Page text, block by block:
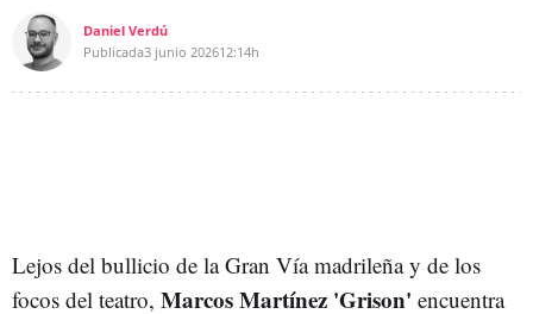
Daniel Verdú
Publicada3 junio 202612:14h
Lejos del bullicio de la Gran Vía madrileña y de los
focos del teatro, Marcos Martínez 'Grison' encuentra